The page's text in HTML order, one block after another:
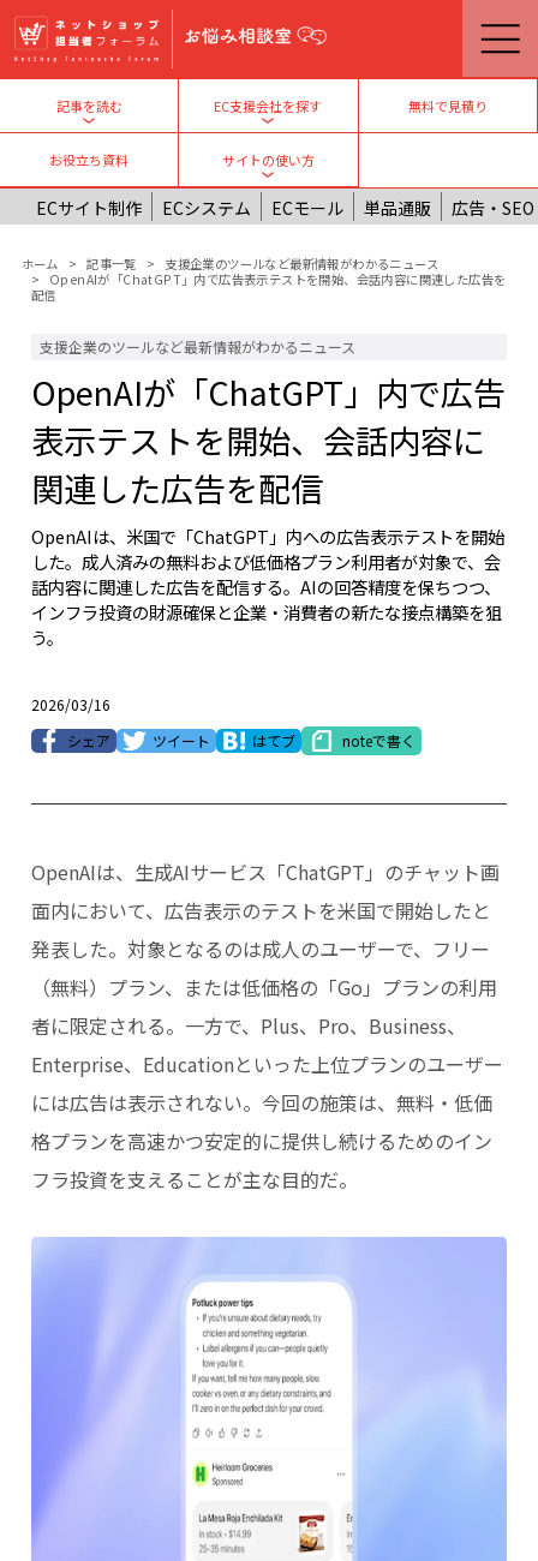
メインコンテンツに移動
記事を読む
Toggle submenu
EC支援会社を探す
Toggle submenu
無料で見積り
お役立ち資料
サイトの使い方
Toggle submenu
ECサイト制作 ECシステム ECモール 単品通販 広告・SEO
パンくず
ホーム 記事一覧
支援企業のツールなど最新情報がわかるニュース
OpenAIが「ChatGPT」内で広告表示テストを開始、会話内容に関連した広告を
配信
支援企業のツールなど最新情報がわかるニュース
OpenAIが「ChatGPT」内で広告
表示テストを開始、会話内容に
関連した広告を配信
OpenAIは、米国で「ChatGPT」内への広告表示テストを開始
した。成人済みの無料および低価格プラン利用者が対象で、会
話内容に関連した広告を配信する。AIの回答精度を保ちつつ、
インフラ投資の財源確保と企業・消費者の新たな接点構築を狙
う。
2026/03/16
シェア
ツイート はてブ noteで書く
OpenAIは、生成AIサービス「ChatGPT」のチャット画
面内において、広告表示のテストを米国で開始したと
発表した。対象となるのは成人のユーザーで、フリー
（無料）プラン、または低価格の「Go」プランの利用
者に限定される。一方で、Plus、Pro、Business、
Enterprise、Educationといった上位プランのユーザー
には広告は表示されない。今回の施策は、無料・低価
格プランを高速かつ安定的に提供し続けるためのイン
フラ投資を支えることが主な目的だ。